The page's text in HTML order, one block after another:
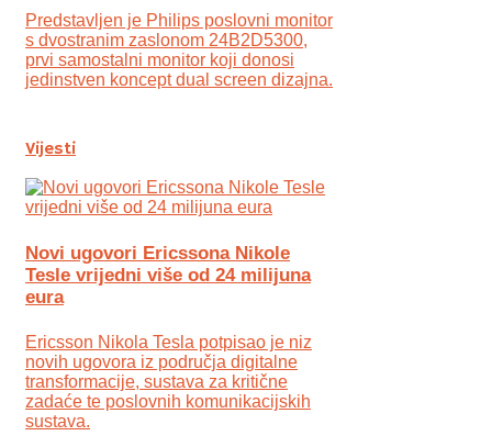
Predstavljen je Philips poslovni monitor
s dvostranim zaslonom 24B2D5300,
prvi samostalni monitor koji donosi
jedinstven koncept dual screen dizajna.
Vijesti
Novi ugovori Ericssona Nikole
Tesle vrijedni više od 24 milijuna
eura
Ericsson Nikola Tesla potpisao je niz
novih ugovora iz područja digitalne
transformacije, sustava za kritične
zadaće te poslovnih komunikacijskih
sustava.